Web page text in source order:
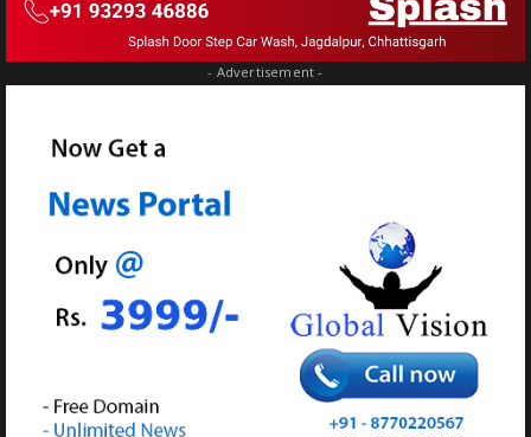
- Advertisement -